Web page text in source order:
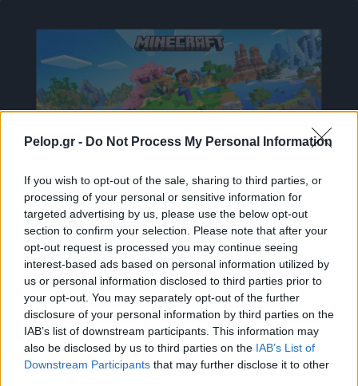
Pelop.gr - Do Not Process My Personal Information
If you wish to opt-out of the sale, sharing to third parties, or
processing of your personal or sensitive information for
targeted advertising by us, please use the below opt-out
section to confirm your selection. Please note that after your
opt-out request is processed you may continue seeing
interest-based ads based on personal information utilized by
us or personal information disclosed to third parties prior to
your opt-out. You may separately opt-out of the further
disclosure of your personal information by third parties on the
IAB’s list of downstream participants. This information may
also be disclosed by us to third parties on the IAB’s List of
Downstream Participants that may further disclose it to other
Το Minecraft έρχεται στο Nintendo Switch 2 όπως δεν το
έχετε ξαναδεί